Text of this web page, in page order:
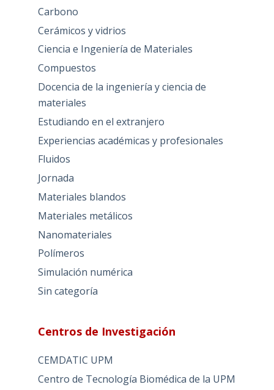
Carbono
Cerámicos y vidrios
Ciencia e Ingeniería de Materiales
Compuestos
Docencia de la ingeniería y ciencia de
materiales
Estudiando en el extranjero
Experiencias académicas y profesionales
Fluidos
Jornada
Materiales blandos
Materiales metálicos
Nanomateriales
Polímeros
Simulación numérica
Sin categoría
Centros de Investigación
CEMDATIC UPM
Centro de Tecnología Biomédica de la UPM